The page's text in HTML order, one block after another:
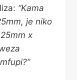
“Kama
je niko
x